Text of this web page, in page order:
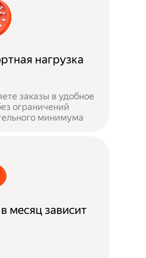
нагрузка
заказы в удобное
ограничений
минимума
месяц зависит